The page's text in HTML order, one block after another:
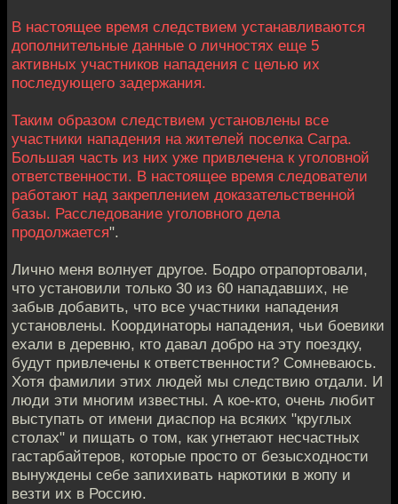
В настоящее время следствием устанавливаются
дополнительные данные о личностях еще 5
активных участников нападения с целью их
последующего задержания.
Таким образом следствием установлены все
участники нападения на жителей поселка Сагра.
Большая часть из них уже привлечена к уголовной
ответственности. В настоящее время следователи
работают над закреплением доказательственной
базы. Расследование уголовного дела
продолжается".
Лично меня волнует другое. Бодро отрапортовали,
что установили только 30 из 60 нападавших, не
забыв добавить, что все участники нападения
установлены. Координаторы нападения, чьи боевики
ехали в деревню, кто давал добро на эту поездку,
будут привлечены к ответственности? Сомневаюсь.
Хотя фамилии этих людей мы следствию отдали. И
люди эти многим известны. А кое-кто, очень любит
выступать от имени диаспор на всяких "круглых
столах" и пищать о том, как угнетают несчастных
гастарбайтеров, которые просто от безысходности
вынуждены себе запихивать наркотики в жопу и
везти их в Россию.